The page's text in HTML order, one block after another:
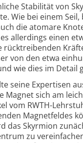
Stabilität von
Wie bei einem
die atomare
allerdings einen
rück­treibenden
von den etwa
wie dies im Detail
seine Expertisen
Magnet sich am
vom RWTH-
Magnetfeldes
das Skyrmion
zu